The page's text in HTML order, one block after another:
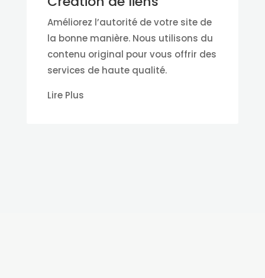
Améliorez l’autorité de votre site de
la bonne manière. Nous utilisons du
contenu original pour vous offrir des
services de haute qualité.
Lire Plus